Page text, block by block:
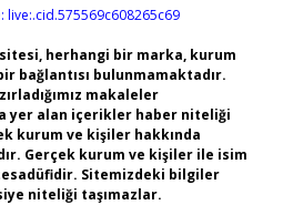
live:.cid.575569c608265c69
herhangi bir marka, kurum
bağlantısı bulunmamaktadır.
makaleler
yer alan içerikler haber niteliği
kurum ve kişiler hakkında
Gerçek kurum ve kişiler ile isim
Sitemizdeki bilgiler
niteliği taşımazlar.